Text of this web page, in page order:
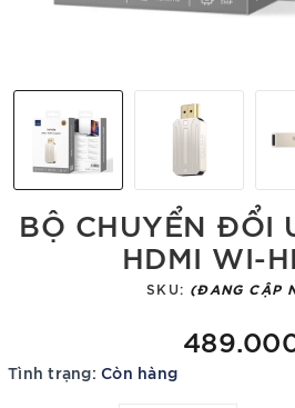
BỘ CHUYỂN ĐỔI
HDMI WI-
SKU: (ĐANG CẬP
Tình trạng: Còn hàng